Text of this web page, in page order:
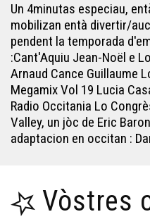
E coneish, era
Jòcs videò - 4
Eths filmes
Un 4minutas especiau,
mobilizan entà divertir/
pendent la temporada
:Cant'Aquiu Jean-Noël e
Arnaud Cance Guillaume
Megamix Vol 19 Lucia
Radio Occitania Lo
Valley, un jòc de Eric
adaptacion en occitan :
Vòstres